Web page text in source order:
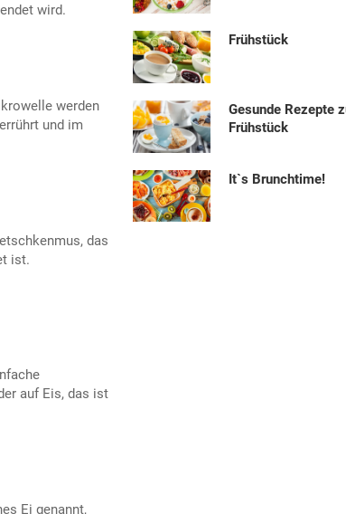
wird.
werden
und im
das
ist.
auf Eis, das ist
Ei genannt,
Frühstück
Gesunde Rezepte
Frühstück
It`s Brunchtime!